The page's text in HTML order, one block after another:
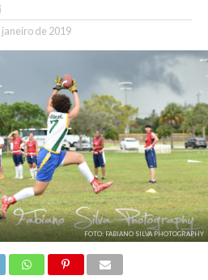
janeiro de 2019
FOTO: FABIANO SILVA PHOTOGRAPHY